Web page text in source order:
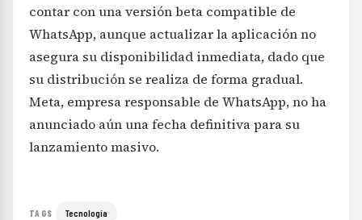
contar con una versión beta compatible de
WhatsApp, aunque actualizar la aplicación no
asegura su disponibilidad inmediata, dado que
su distribución se realiza de forma gradual.
Meta, empresa responsable de WhatsApp, no ha
anunciado aún una fecha definitiva para su
lanzamiento masivo.
TAGS Tecnología